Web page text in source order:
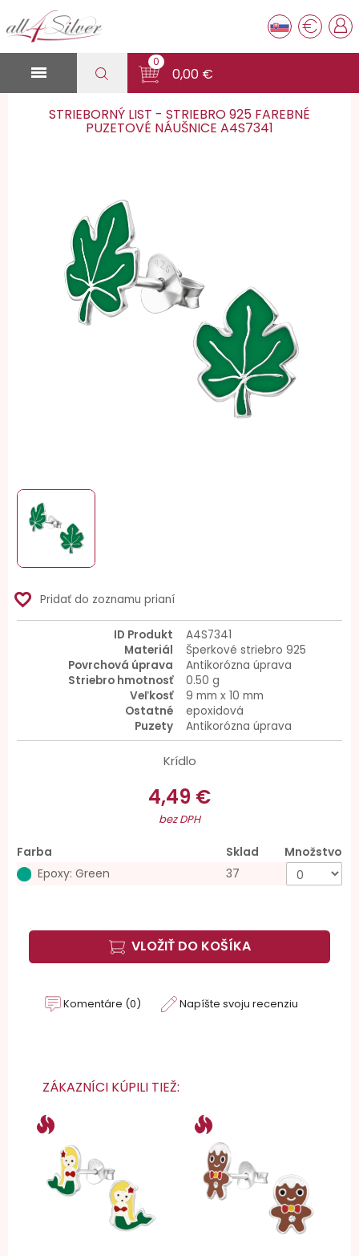
€

0
0,00 €
STRIEBORNÝ LIST - STRIEBRO 925 FAREBNÉ
PUZETOVÉ NÁUŠNICE A4S7341
favorite_border Pridať do zoznamu prianí
ID Produkt
A4S7341
Materiál
Šperkové striebro 925
Povrchová úprava
Antikorózna úprava
Striebro hmotnosť
0.50 g
Veľkosť
9 mm x 10 mm
Ostatné
epoxidová
Puzety
Antikorózna úprava
Krídlo
4,49 €
bez DPH
Farba Sklad
Množstvo
Epoxy: Green
37
VLOŽIŤ DO KOŠÍKA
Komentáre (0) Napíšte svoju recenziu
ZÁKAZNÍCI KÚPILI TIEŽ: